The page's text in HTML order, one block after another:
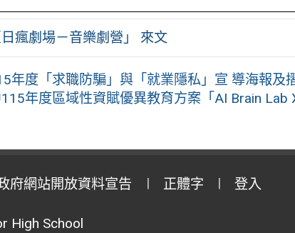
日瘋劇場－音樂劇營」 來文
年度「求職防騙」與「就業隱私」宣 導海報及
年度區域性資賦優異教育方案「AI Brain Lab
府網站開放資料宣告 正體字 登入
High School